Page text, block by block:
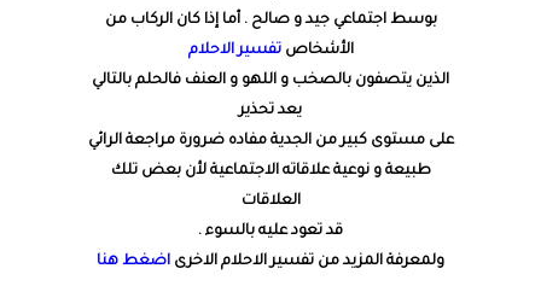
بوسط اجتماعي جيد و صالح . أما إذا كان الركاب من
الأشخاصتفسير الاحلام
الذين يتصفون بالصخب و اللهو و العنف فالحلم بالتالي
يعد تحذير
على مستوى كبير من الجدية مفاده ضرورة مراجعة الرائي
طبيعة و نوعية علاقاته الاجتماعية لأن بعض تلك
العلاقات
قد تعود عليه بالسوء .
ولمعرفة المزيد من تفسير الاحلام الاخرى اضغط هنا